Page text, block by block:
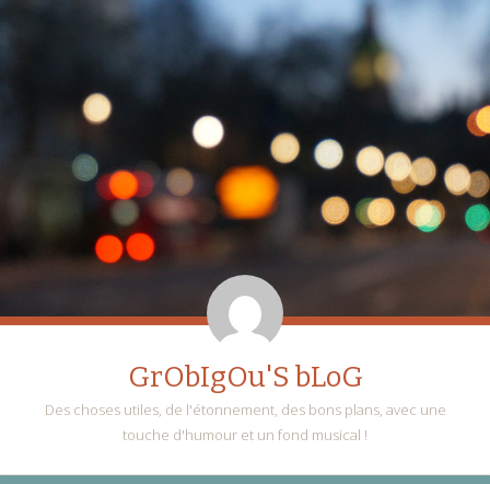
GrObIgOu'S bLoG
Des choses utiles, de l'étonnement, des bons plans, avec une
touche d'humour et un fond musical !